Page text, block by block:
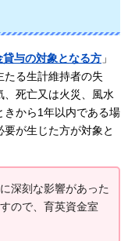
与の対象となる方 」
る生計維持者の失
死亡又は火災、風水
きから1年以内である場
が生じた方が対象と
深刻な影響があった
ので、育英資金室